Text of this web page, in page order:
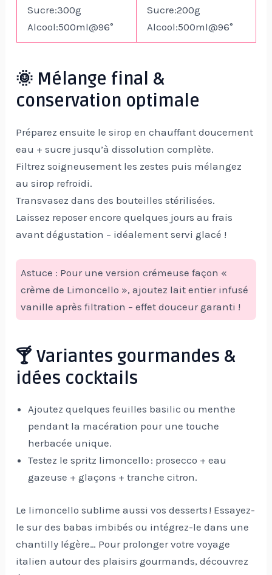
Sucre:300g
Alcool:500ml@96°
Sucre:200g
Alcool:500ml@96°
🌞 Mélange final &
conservation optimale
Préparez ensuite le sirop en chauffant doucement
eau + sucre jusqu’à dissolution complète.
Filtrez soigneusement les zestes puis mélangez
au sirop refroidi.
Transvasez dans des bouteilles stérilisées.
Laissez reposer encore quelques jours au frais
avant dégustation – idéalement servi glacé !
Astuce : Pour une version crémeuse façon «
crème de Limoncello », ajoutez lait entier infusé
vanille après filtration – effet douceur garanti !
🍸 Variantes gourmandes &
idées cocktails
Ajoutez quelques feuilles basilic ou menthe
pendant la macération pour une touche
herbacée unique.
Testez le spritz limoncello : prosecco + eau
gazeuse + glaçons + tranche citron.
Le limoncello sublime aussi vos desserts ! Essayez-
le sur des babas imbibés ou intégrez-le dans une
chantilly légère… Pour prolonger votre voyage
italien autour des plaisirs gourmands, découvrez